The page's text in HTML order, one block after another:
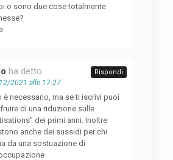
o sono due cose totalmente
ha detto:
2021 alle 17:27
è necessario, ma se ti iscrivi puoi
di una riduzione sulle
dei primi anni. Inoltre
anche dei sussidi per chi
da una sostuazione di
Rispondi